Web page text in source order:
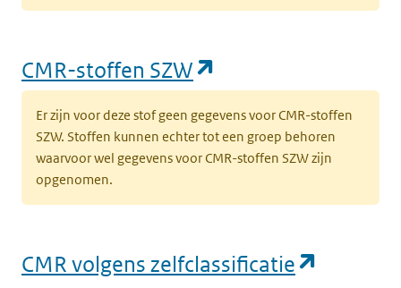
CMR-stoffen SZW
Er zijn voor deze stof geen gegevens voor CMR-stoffen
SZW. Stoffen kunnen echter tot een groep behoren
waarvoor wel gegevens voor CMR-stoffen SZW zijn
opgenomen.
CMR volgens zelfclassificatie